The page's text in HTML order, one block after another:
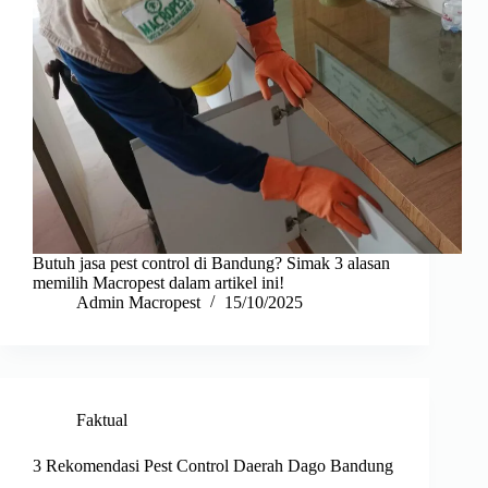
Butuh jasa pest control di Bandung? Simak 3 alasan
memilih Macropest dalam artikel ini!
Admin Macropest
15/10/2025
Faktual
3 Rekomendasi Pest Control Daerah Dago Bandung